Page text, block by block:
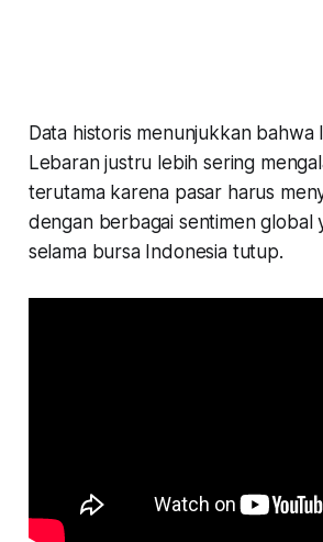
Data historis menunjukkan bahwa
Lebaran justru lebih sering
terutama karena pasar harus
dengan berbagai sentimen global
selama bursa Indonesia tutup.